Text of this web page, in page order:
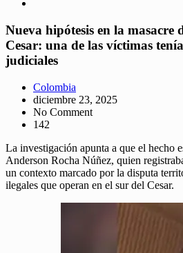
Nueva hipótesis en la masacre
Cesar: una de las víctimas
judiciales
Colombia
diciembre 23, 2025
No Comment
142
La investigación apunta a que el hecho
Anderson Rocha Núñez, quien
un contexto marcado por la disputa
ilegales que operan en el sur del Cesar.